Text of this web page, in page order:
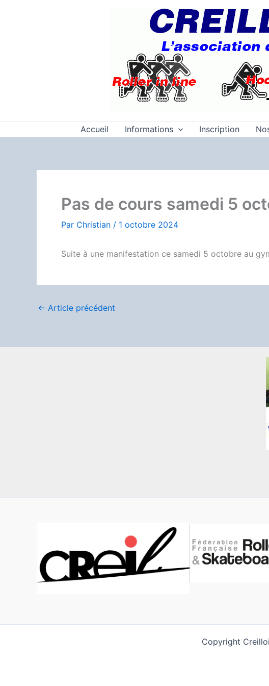
Accueil Informations Inscription
Pas de cours samedi 5
Par Christian / 1 octobre 2024
Suite à une manifestation ce samedi 5 octobre au
← Article précédent
Copyright